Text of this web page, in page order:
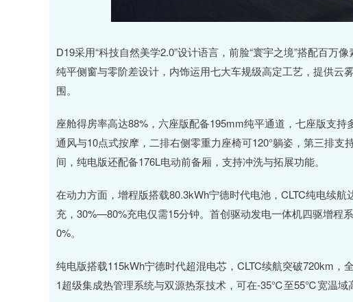
D19采用“科技自然美学2.0”设计语言，前脸“寰宇之境”搭配百万
纯平侧窗与零阶差设计，内饰运用七大车规级高定工艺，提供云
围。
座舱得房率高达88%，六座版配备195mm纯平通道，七座版支
通风与10点式按摩，二排右侧零重力座椅可120°躺姿，第三排支
间，纯电版还配备176L电动前备厢，支持冲洗与拓展功能。
在动力方面，增程版搭载80.3kWh宁德时代电池，CLTC纯电续
充，30%—80%充电仅需15分钟。首创驱动发电一体机四驱增程
0%。
纯电版搭载115kWh宁德时代超混电芯，CLTC续航突破720km，
1超级集成热管理系统与双源热泵技术，可在-35℃至55℃宽温域